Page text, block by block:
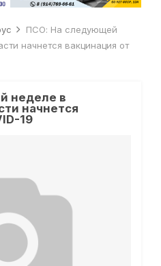
ПСО: На следующей
начнется вакцинация от
неделе в
начнется
19